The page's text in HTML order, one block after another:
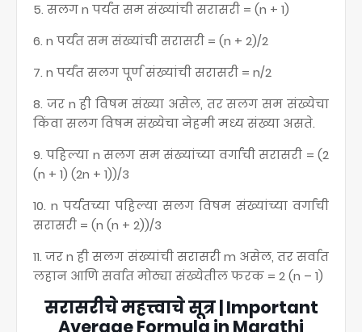
5. सलग n पर्यंत सम संख्यांची सरासरी = (n + 1)
6. n पर्यंत सम संख्यांची सरासरी = (n + 2)/2
7. n पर्यंत सलग पूर्ण संख्यांची सरासरी = n/2
8. जर n ही विषम संख्या असेल, तर सलग सम संख्येचा
किंवा सलग विषम संख्येचा नेहमी मध्य संख्या असते.
9. पहिल्या n सलग सम संख्यांच्या वर्गांची सरासरी = (2
(n + 1) (2n + 1))/3
10. n पर्यंतच्या पहिल्या सलग विषम संख्यांच्या वर्गांची
सरासरी = (n (n + 2))/3
11. जर n ही सलग संख्यांची सरासरी m असेल, तर सर्वात
लहान आणि सर्वात मोठ्या संख्येतील फरक = 2 ​​(n – 1)
सरासरीचे महत्त्वाचे सूत्र | Important
Average Formula in Marathi